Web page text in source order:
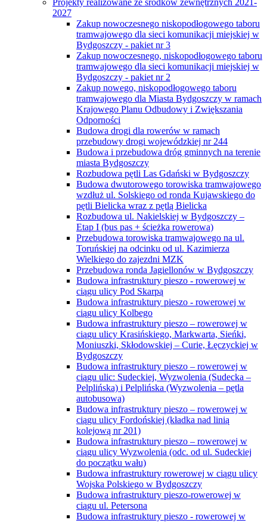
2027
Zakup nowoczesnego niskopodłogowego taboru
tramwajowego dla sieci komunikacji miejskiej w
Bydgoszczy - pakiet nr 3
Zakup nowoczesnego, niskopodłogowego taboru
tramwajowego dla sieci komunikacji miejskiej w
Bydgoszczy - pakiet nr 2
Zakup nowego, niskopodłogowego taboru
tramwajowego dla Miasta Bydgoszczy w ramach
Krajowego Planu Odbudowy i Zwiększania
Odporności
Budowa drogi dla rowerów w ramach
przebudowy drogi wojewódzkiej nr 244
Budowa i przebudowa dróg gminnych na terenie
miasta Bydgoszczy
Rozbudowa pętli Las Gdański w Bydgoszczy
Budowa dwutorowego torowiska tramwajowego
wzdłuż ul. Solskiego od ronda Kujawskiego do
pętli Bielicka wraz z pętlą Bielicka
Rozbudowa ul. Nakielskiej w Bydgoszczy –
Etap I (bus pas + ścieżka rowerowa)
Przebudowa torowiska tramwajowego na ul.
Toruńskiej na odcinku od ul. Kazimierza
Wielkiego do zajezdni MZK
Przebudowa ronda Jagiellonów w Bydgoszczy
Budowa infrastruktury pieszo - rowerowej w
ciągu ulicy Pod Skarpą
Budowa infrastruktury pieszo - rowerowej w
ciągu ulicy Kolbego
Budowa infrastruktury pieszo – rowerowej w
ciągu ulicy Krasińskiego, Markwarta, Sieńki,
Moniuszki, Skłodowskiej – Curie, Łęczyckiej w
Bydgoszczy
Budowa infrastruktury pieszo – rowerowej w
ciągu ulic: Sudeckiej, Wyzwolenia (Sudecka –
Pelplińska) i Pelplińska (Wyzwolenia – pętla
autobusowa)
Budowa infrastruktury pieszo – rowerowej w
ciągu ulicy Fordońskiej (kładka nad linią
kolejową nr 201)
Budowa infrastruktury pieszo – rowerowej w
ciągu ulicy Wyzwolenia (odc. od ul. Sudeckiej
do początku wału)
Budowa infrastruktury rowerowej w ciągu ulicy
Wojska Polskiego w Bydgoszczy
Budowa infrastruktury pieszo-rowerowej w
ciągu ul. Petersona
Budowa infrastruktury pieszo - rowerowej w